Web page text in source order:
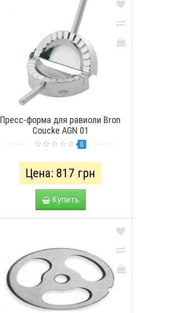
Пресс-форма для равиоли Bron
Coucke AGN 01
0
Цена: 817 грн
Купить
ПРОСМОТРЕТЬ